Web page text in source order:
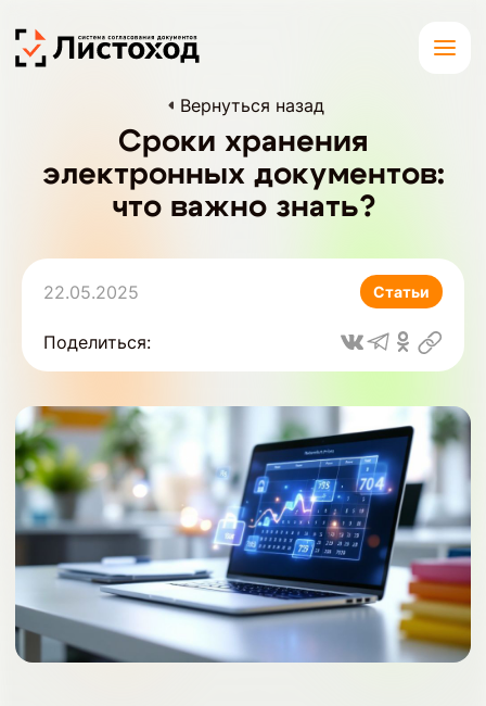
Вернуться назад
Сроки хранения
электронных документов:
что важно знать?
22.05.2025 Статьи
Поделиться: